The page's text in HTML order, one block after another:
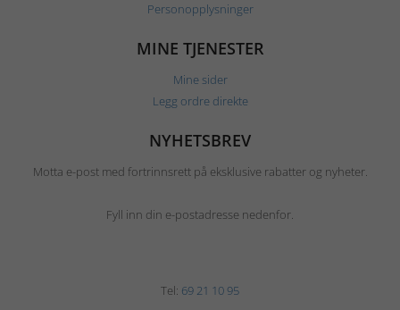
Personopplysninger
MINE TJENESTER
Mine sider
Legg ordre direkte
NYHETSBREV
Motta e-post med fortrinnsrett på eksklusive rabatter og nyheter.
Fyll inn din e-postadresse nedenfor.
Tel: 69 21 10 95